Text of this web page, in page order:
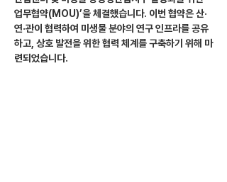
업무협약(MOU)’을 체결했습니다. 이번 협약은 산·
연·관이 협력하여 미생물 분야의 연구 인프라를 공유
하고, 상호 발전을 위한 협력 체계를 구축하기 위해 마
련되었습니다.